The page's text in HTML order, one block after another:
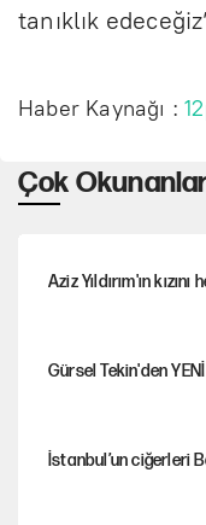
tanıklık
Haber Kaynağı :
Çok
Aziz Yıldırım'ın
Gürsel Tekin'den
İstanbul’un ciğerleri